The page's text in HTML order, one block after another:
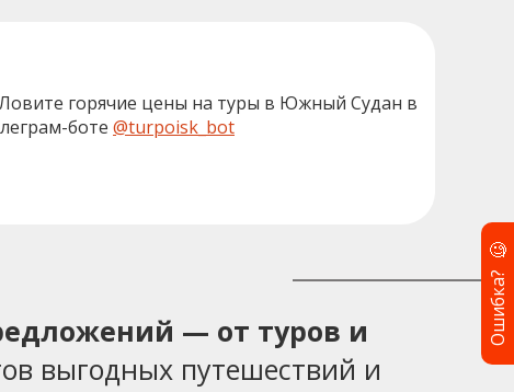
горячие цены на туры в Южный Судан в
боте @turpoisk_bot
— от туров и
выгодных путешествий и
Ошибка?
🧐